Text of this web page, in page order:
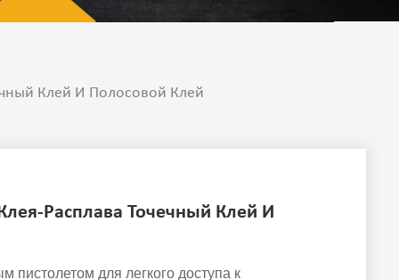
Клей И Полосовой Клей
Расплава Точечный Клей И
пистолетом для легкого доступа к